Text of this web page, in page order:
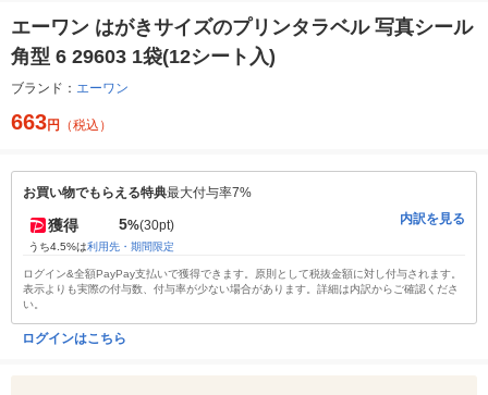
エーワン はがきサイズのプリンタラベル 写真シール
角型 6 29603 1袋(12シート入)
ブランド： エーワン
663円 （税込）
お買い物でもらえる特典最大付与率7%
獲得 5%(30pt)
うち4.5%は利用先・期間限定
内訳を見る
ログイン&全額PayPay支払いで獲得できます。原則として税抜金額に対し付与されます。
表示よりも実際の付与数、付与率が少ない場合があります。詳細は内訳からご確認くださ
い。
ログインはこちら